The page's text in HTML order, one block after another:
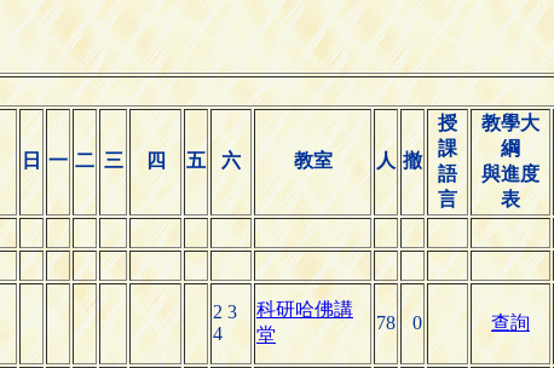
日 一 二 三 四 五 六 教室 人 撤
授
課
語
言
教學大
綱
與進度
表
2 3
4
科研哈佛講
堂
78 0 查詢